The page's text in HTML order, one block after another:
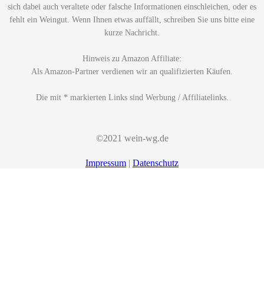
sich dabei auch veraltete oder falsche Informationen einschleichen, oder es
fehlt ein Weingut. Wenn Ihnen etwas auffällt, schreiben Sie uns bitte eine
kurze Nachricht.
Hinweis zu Amazon Affiliate:
Als Amazon-Partner verdienen wir an qualifizierten Käufen.
Die mit * markierten Links sind Werbung / Affiliatelinks.
©2021 wein-wg.de
Impressum | Datenschutz